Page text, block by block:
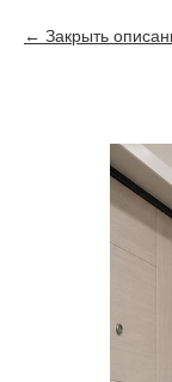
Закрыть